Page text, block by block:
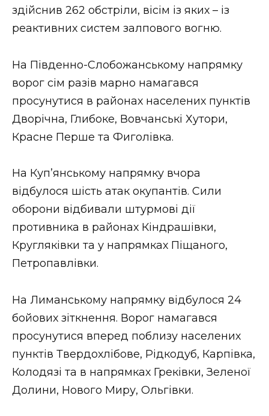
здійснив 262 обстріли, вісім із яких – із
реактивних систем залпового вогню.
На Південно-Слобожанському напрямку
ворог сім разів марно намагався
просунутися в районах населених пунктів
Дворічна, Глибоке, Вовчанські Хутори,
Красне Перше та Фиголівка.
На Куп’янському напрямку вчора
відбулося шість атак окупантів. Сили
оборони відбивали штурмові дії
противника в районах Кіндрашівки,
Кругляківки та у напрямках Піщаного,
Петропавлівки.
На Лиманському напрямку відбулося 24
бойових зіткнення. Ворог намагався
просунутися вперед поблизу населених
пунктів Твердохлібове, Рідкодуб, Карпівка,
Колодязі та в напрямках Греківки, Зеленої
Долини, Нового Миру, Ольгівки.